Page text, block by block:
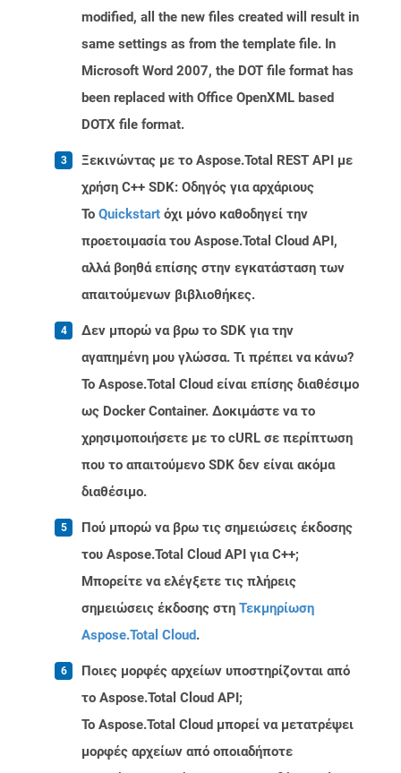
modified, all the new files created will result in
same settings as from the template file. In
Microsoft Word 2007, the DOT file format has
been replaced with Office OpenXML based
DOTX file format.
Ξεκινώντας με το Aspose.Total REST API με
χρήση C++ SDK: Οδηγός για αρχάριους
Το Quickstart όχι μόνο καθοδηγεί την
προετοιμασία του Aspose.Total Cloud API,
αλλά βοηθά επίσης στην εγκατάσταση των
απαιτούμενων βιβλιοθήκες.
Δεν μπορώ να βρω το SDK για την
αγαπημένη μου γλώσσα. Τι πρέπει να κάνω?
Το Aspose.Total Cloud είναι επίσης διαθέσιμο
ως Docker Container. Δοκιμάστε να το
χρησιμοποιήσετε με το cURL σε περίπτωση
που το απαιτούμενο SDK δεν είναι ακόμα
διαθέσιμο.
Πού μπορώ να βρω τις σημειώσεις έκδοσης
του Aspose.Total Cloud API για C++;
Μπορείτε να ελέγξετε τις πλήρεις
σημειώσεις έκδοσης στη Τεκμηρίωση
Aspose.Total Cloud.
Ποιες μορφές αρχείων υποστηρίζονται από
το Aspose.Total Cloud API;
Το Aspose.Total Cloud μπορεί να μετατρέψει
μορφές αρχείων από οποιαδήποτε